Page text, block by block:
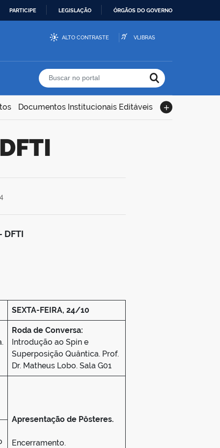
PARTICIPE LEGISLAÇÃO ÓRGÃOS DO GOVERNO
ALTO CONTRASTE VLIBRAS
Buscar no portal
Documentos Institucionais Editáveis
SEXTA-FEIRA, 24/10
Roda de Conversa:
Introdução ao Spin e
Superposição Quântica. Prof.
Dr. Matheus Lobo. Sala G01
Apresentação de Pôsteres.
Encerramento.